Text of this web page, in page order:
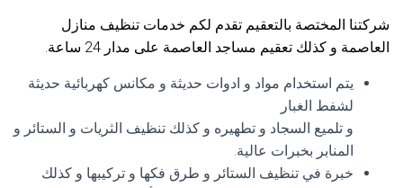
شركتنا المختصة بالتعقيم تقدم لكم خدمات تنظيف منازل
العاصمة و كذلك تعقيم مساجد العاصمة على مدار 24 ساعة.
يتم استخدام مواد و ادوات حديثة و مكانس كهربائية حديثة
لشفط الغبار
و تلميع السجاد و تطهيره و كذلك تنظيف الثريات و الستائر و
المنابر بخبرات عالية.
خبرة في تنظيف الستائر و طرق فكها و تركيبها و كذلك